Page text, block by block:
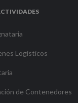
Logísticos
de Contenedores